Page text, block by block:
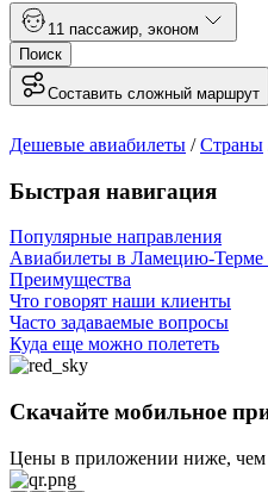
1 1 пассажир эконом
Поиск
Составить сложный маршрут
Дешевые авиабилеты /Страны
Быстрая навигация
Популярные направления
Авиабилеты в Ламецию-Терме
Преимущества
Что говорят наши клиенты
Часто задаваемые вопросы
Куда еще можно полететь
Скачайте мобильное
Цены в приложении ниже, чем